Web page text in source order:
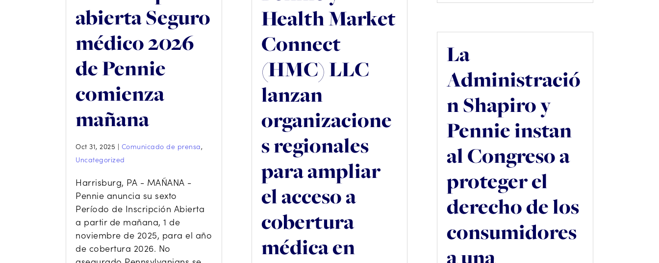
abierta Seguro
médico 2026
de Pennie
comienza
mañana
Oct 31, 2025 | Comunicado de prensa,
Uncategorized
Harrisburg, PA - MAÑANA -
Pennie anuncia su sexto
Período de Inscripción Abierta
a partir de mañana, 1 de
noviembre de 2025, para el año
de cobertura 2026. No
Health Market
Connect
(HMC) LLC
lanzan
organizacione
s regionales
para ampliar
el acceso a
cobertura
médica en
La
Administració
n Shapiro y
Pennie instan
al Congreso a
proteger el
derecho de los
consumidores
a una